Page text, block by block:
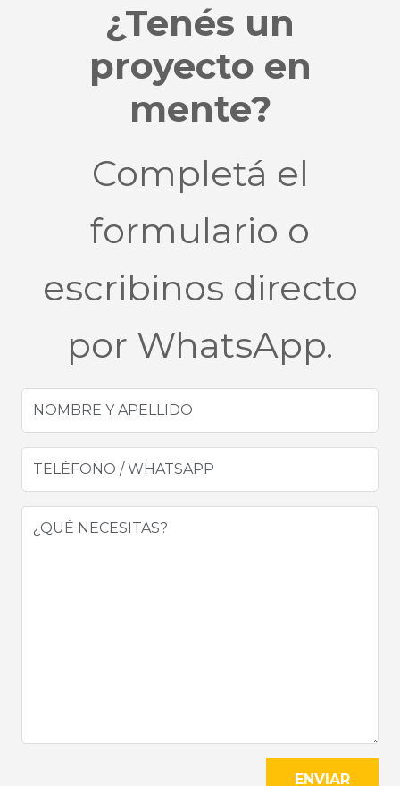
¿Tenés un
proyecto en
mente?
Completá el
formulario o
escribinos directo
por WhatsApp.
ENVIAR